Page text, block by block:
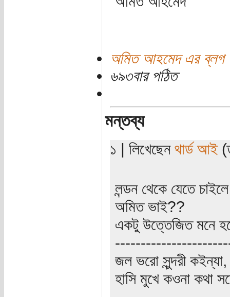
অমিত আহমেদ এর ব্লগ
৬৯৩বার পঠিত
মন্তব্য
১ | লিখেছেন থার্ড আই
লন্ডন থেকে যেতে
অমিত ভাই??
একটু উত্তেজিত মনে
জল ভরো সুন্দরী
হাসি মুখে কওনা কথা